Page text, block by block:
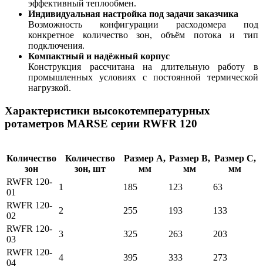
эффективный теплообмен.
Индивидуальная настройка под задачи заказчика
Возможность конфигурации расходомера под
конкретное количество зон, объём потока и тип
подключения.
Компактный и надёжный корпус
Конструкция рассчитана на длительную работу в
промышленных условиях с постоянной термической
нагрузкой.
Характеристики высокотемпературных
ротаметров MARSE серии RWFR 120
Количество
зон
Количество
зон, шт
Размер А,
мм
Размер B,
мм
Размер С,
мм
RWFR 120-
01
1 185 123
63
RWFR 120-
02
2 255 193
133
RWFR 120-
03
3 325 263
203
RWFR 120-
04
4 395 333
273